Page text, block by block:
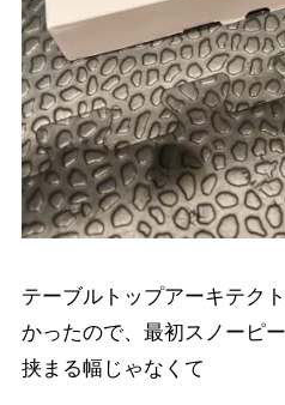
テーブルトップアーキテク
かったので、最初スノーピ
挟まる幅じゃなくて